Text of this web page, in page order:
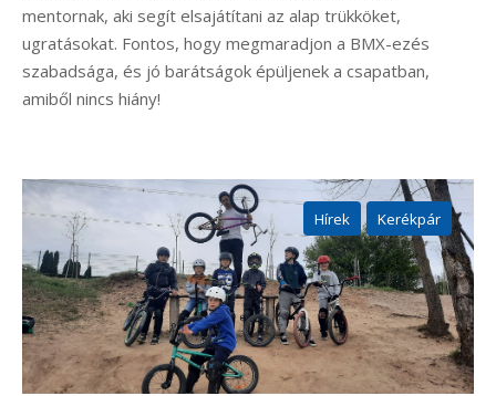
mentornak, aki segít elsajátítani az alap trükköket,
ugratásokat. Fontos, hogy megmaradjon a BMX-ezés
szabadsága, és jó barátságok épüljenek a csapatban,
amiből nincs hiány!
Hírek Kerékpár